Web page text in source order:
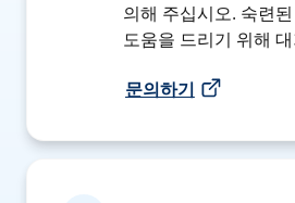
의해 주십시오. 숙련
도움을 드리기 위해 대
문의하기